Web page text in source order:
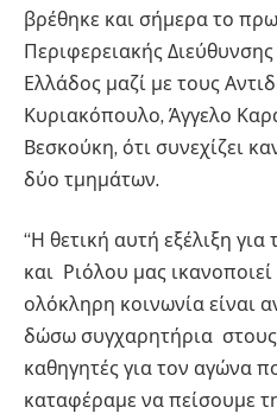
βρέθηκε και σήμερα το
Περιφερειακής
Ελλάδος μαζί με τους
Κυριακόπουλο, Άγγελο
Βεσκούκη, ότι συνεχίζει
δύο τμημάτων.
“Η θετική αυτή εξέλιξη
και Ριόλου μας
ολόκληρη κοινωνία είναι
δώσω συγχαρητήρια στους
καθηγητές για τον αγώνα
καταφέραμε να πείσουμε